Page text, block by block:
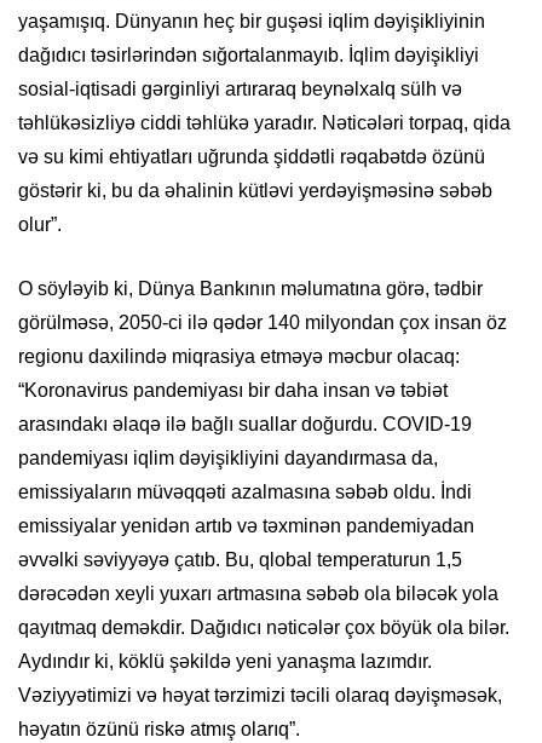
yaşamışıq. Dünyanın heç bir guşəsi iqlim dəyişikliyinin
dağıdıcı təsirlərindən sığortalanmayıb. İqlim dəyişikliyi
sosial-iqtisadi gərginliyi artıraraq beynəlxalq sülh və
təhlükəsizliyə ciddi təhlükə yaradır. Nəticələri torpaq, qida
və su kimi ehtiyatları uğrunda şiddətli rəqabətdə özünü
göstərir ki, bu da əhalinin kütləvi yerdəyişməsinə səbəb
olur”.
O söyləyib ki, Dünya Bankının məlumatına görə, tədbir
görülməsə, 2050-ci ilə qədər 140 milyondan çox insan öz
regionu daxilində miqrasiya etməyə məcbur olacaq:
“Koronavirus pandemiyası bir daha insan və təbiət
arasındakı əlaqə ilə bağlı suallar doğurdu. COVID-19
pandemiyası iqlim dəyişikliyini dayandırmasa da,
emissiyaların müvəqqəti azalmasına səbəb oldu. İndi
emissiyalar yenidən artıb və təxminən pandemiyadan
əvvəlki səviyyəyə çatıb. Bu, qlobal temperaturun 1,5
dərəcədən xeyli yuxarı artmasına səbəb ola biləcək yola
qayıtmaq deməkdir. Dağıdıcı nəticələr çox böyük ola bilər.
Aydındır ki, köklü şəkildə yeni yanaşma lazımdır.
Vəziyyətimizi və həyat tərzimizi təcili olaraq dəyişməsək,
həyatın özünü riskə atmış olarıq”.